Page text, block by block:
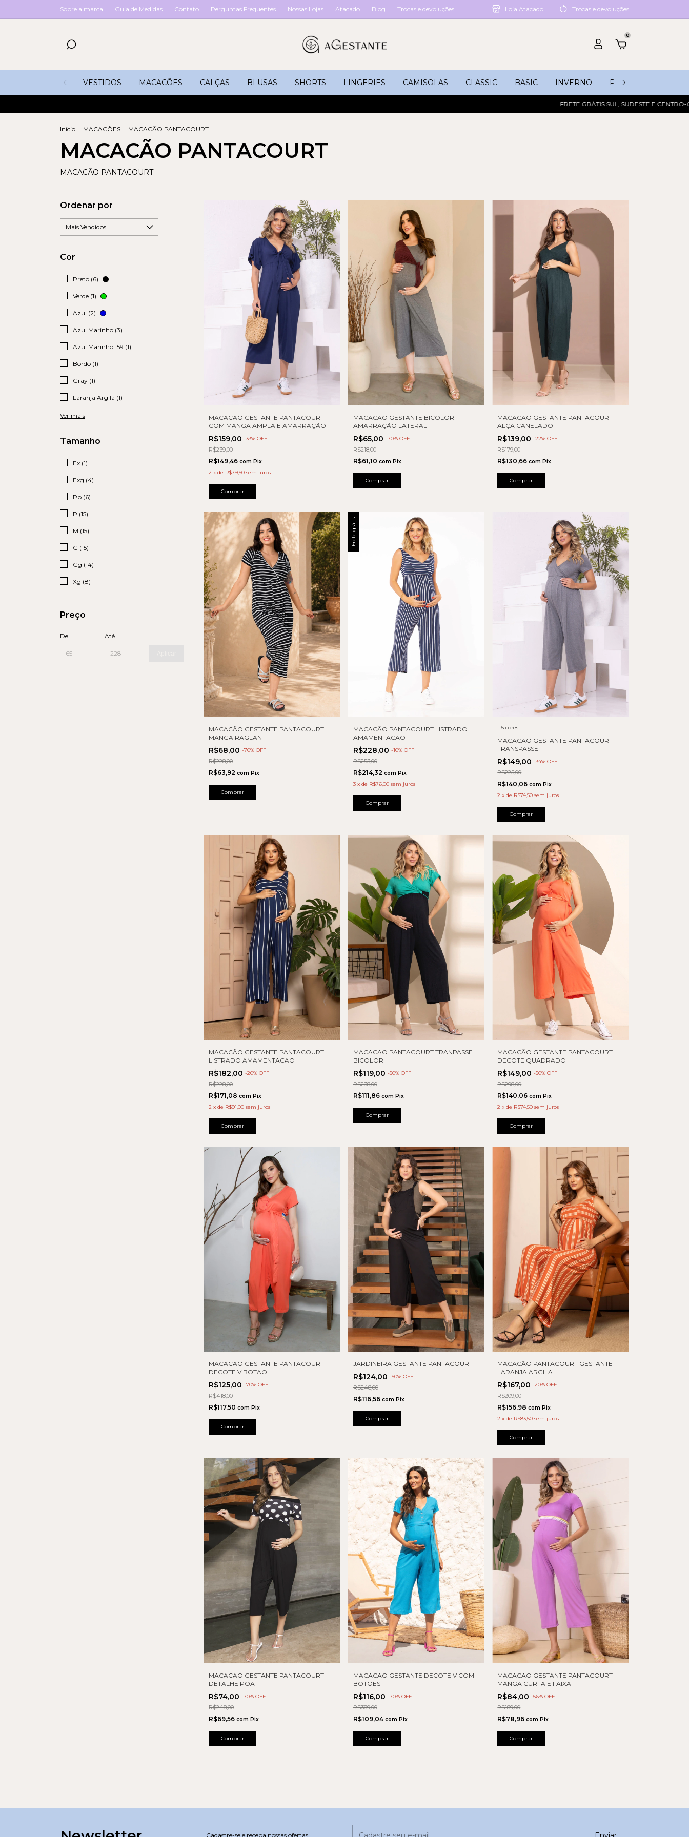
Sobre a marca Guia de Medidas Contato Perguntas Frequentes Nossas Lojas Atacado Blog Trocas e devoluções Loja Atacado Trocas e devoluções
0
VESTIDOS MACACÕES CALÇAS BLUSAS SHORTS LINGERIES CAMISOLAS CLASSIC BASIC INVERNO PROMOÇÕES
FRETE GRÁTIS SUL, SUDESTE E CENTRO-OESTE
Início MACACÕES MACACÃO PANTACOURT
MACACÃO PANTACOURT
MACACÃO PANTACOURT
Ordenar por
Cor
Preto (6)
Verde (1)
Azul (2)
Azul Marinho (3)
Azul Marinho 159 (1)
Bordo (1)
Gray (1)
Laranja Argila (1)
Ver mais
Tamanho
Ex (1)
Exg (4)
Pp (6)
P (15)
M (15)
G (15)
Gg (14)
Xg (8)
Preço
De Até
MACACAO GESTANTE PANTACOURT
COM MANGA AMPLA E AMARRAÇÃO
R$159,00 -33% OFF
R$239,00
R$149,46 com Pix
2 x de R$79,50 sem juros
Comprar
MACACAO GESTANTE BICOLOR
AMARRAÇÃO LATERAL
R$65,00 -70% OFF
R$218,00
R$61,10 com Pix
Comprar
MACACAO GESTANTE PANTACOURT
ALÇA CANELADO
R$139,00-22% OFF
R$179,00
R$130,66com Pix
Comprar
MACACÃO GESTANTE PANTACOURT
MANGA RAGLAN
R$68,00 -70% OFF
R$228,00
R$63,92 com Pix
Comprar
Frete grátis
MACACÃO PANTACOURT LISTRADO
AMAMENTACAO
R$228,00 -10% OFF
R$253,00
R$214,32 com Pix
3 x de R$76,00 sem juros
Comprar
5 cores
MACACAO GESTANTE PANTACOURT
TRANSPASSE
R$149,00-34% OFF
R$225,00
R$140,06com Pix
2 xde R$74,50 sem juros
Comprar
MACACÃO GESTANTE PANTACOURT
LISTRADO AMAMENTACAO
R$182,00 -20% OFF
R$228,00
R$171,08 com Pix
2 x de R$91,00 sem juros
Comprar
MACACAO PANTACOURT TRANPASSE
BICOLOR
R$119,00 -50% OFF
R$238,00
R$111,86 com Pix
Comprar
MACACÃO GESTANTE PANTACOURT
DECOTE QUADRADO
R$149,00-50% OFF
R$298,00
R$140,06com Pix
2 xde R$74,50 sem juros
Comprar
MACACAO GESTANTE PANTACOURT
DECOTE V BOTAO
R$125,00 -70% OFF
R$418,00
R$117,50 com Pix
Comprar
JARDINEIRA GESTANTE PANTACOURT
R$124,00 -50% OFF
R$248,00
R$116,56 com Pix
Comprar
MACACÃO PANTACOURT GESTANTE
LARANJA ARGILA
R$167,00-20% OFF
R$209,00
R$156,98com Pix
2 xde R$83,50 sem juros
Comprar
MACACAO GESTANTE PANTACOURT
DETALHE POA
R$74,00 -70% OFF
R$248,00
R$69,56 com Pix
Comprar
MACACAO GESTANTE DECOTE V COM
BOTOES
R$116,00 -70% OFF
R$389,00
R$109,04 com Pix
Comprar
MACACAO GESTANTE PANTACOURT
MANGA CURTA E FAIXA
R$84,00-56% OFF
R$189,00
R$78,96com Pix
Comprar
Cadastre-se e receba nossas ofertas.